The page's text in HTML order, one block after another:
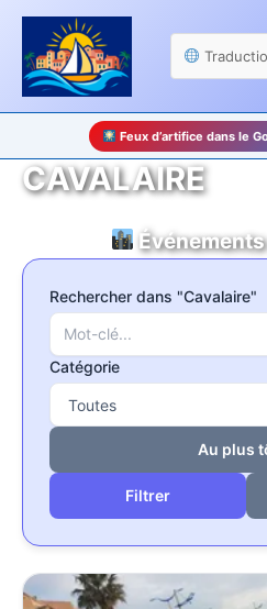
Panneau de gestion des cookies
Aller
contenu
Feux d’artifice dans le
CAVALAIRE
Rechercher dans "Cavalaire"
Catégorie
Au plus